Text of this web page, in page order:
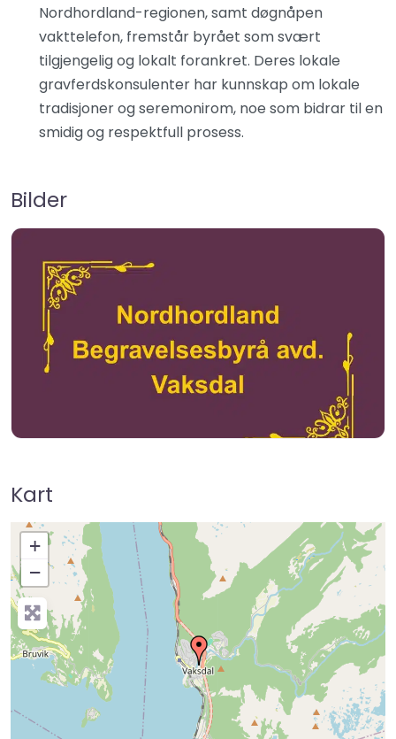
Nordhordland-regionen, samt døgnåpen
vakttelefon, fremstår byrået som svært
tilgjengelig og lokalt forankret. Deres lokale
gravferdskonsulenter har kunnskap om lokale
tradisjoner og seremonirom, noe som bidrar til en
smidig og respektfull prosess.
Bilder
Kart
+
−
Press Enter key to search